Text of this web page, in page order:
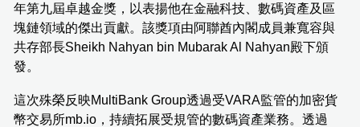
年第九屆卓越金獎，以表揚他在金融科技、數碼資產及區
塊鏈領域的傑出貢獻。該獎項由阿聯酋內閣成員兼寬容與
共存部長Sheikh Nahyan bin Mubarak Al Nahyan殿下頒
發。
這次殊榮反映MultiBank Group透過受VARA監管的加密貨
幣交易所mb.io，持續拓展受規管的數碼資產業務。透過